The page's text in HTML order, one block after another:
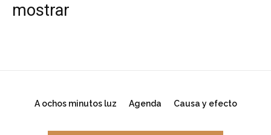
mostrar
A ochos minutos luz Agenda Causa y efecto